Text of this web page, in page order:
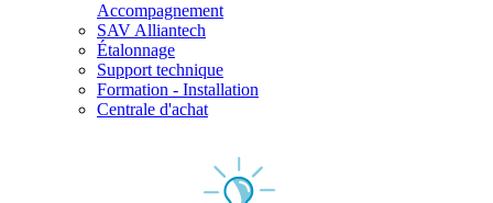
Accompagnement
SAV Alliantech
Étalonnage
Support technique
Formation - Installation
Centrale d'achat